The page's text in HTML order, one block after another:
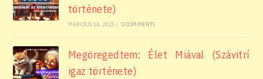
története)
MÁRCIUS 14, 2025 / 0 COMMENTS
Megöregedtem: Élet Miával (Szávitrí
igaz története)